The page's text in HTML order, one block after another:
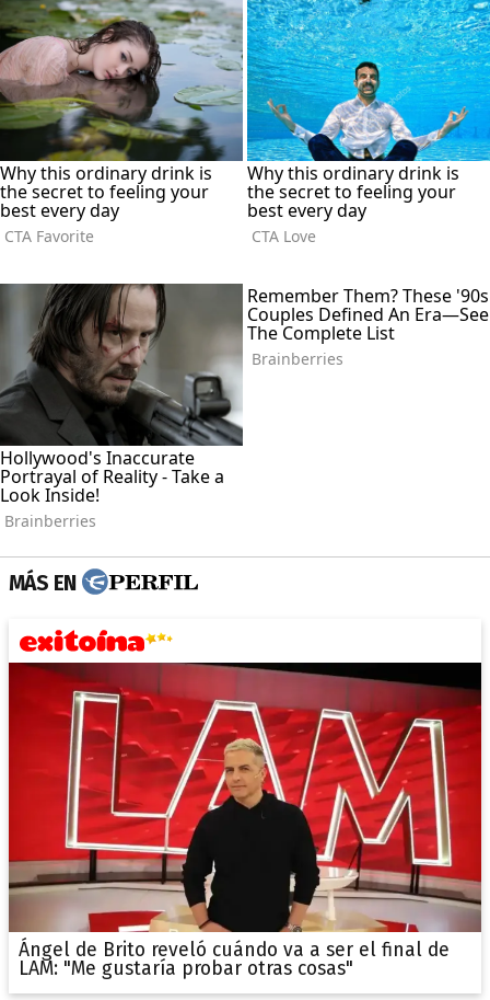
MÁS EN
Ángel de Brito reveló cuándo va a ser el final de
LAM: "Me gustaría probar otras cosas"